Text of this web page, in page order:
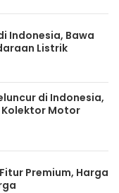
Indonesia, Bawa
Listrik
di Indonesia,
Motor
Premium, Harga